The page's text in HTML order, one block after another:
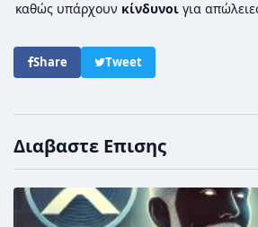
καθώς υπάρχουν κίνδυνοιγια
Share Tweet
Διαβαστε Επισης